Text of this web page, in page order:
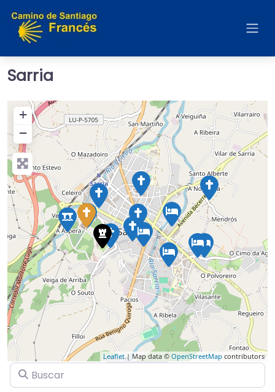
Sarria
+
−
Leaflet| Map data © OpenStreetMap contributors
Buscar